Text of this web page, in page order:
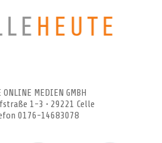
ONLINE MEDIEN GMBH
1-3 • 29221 Celle
0176-14683078